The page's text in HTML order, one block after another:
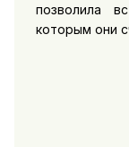
позволила
которым они